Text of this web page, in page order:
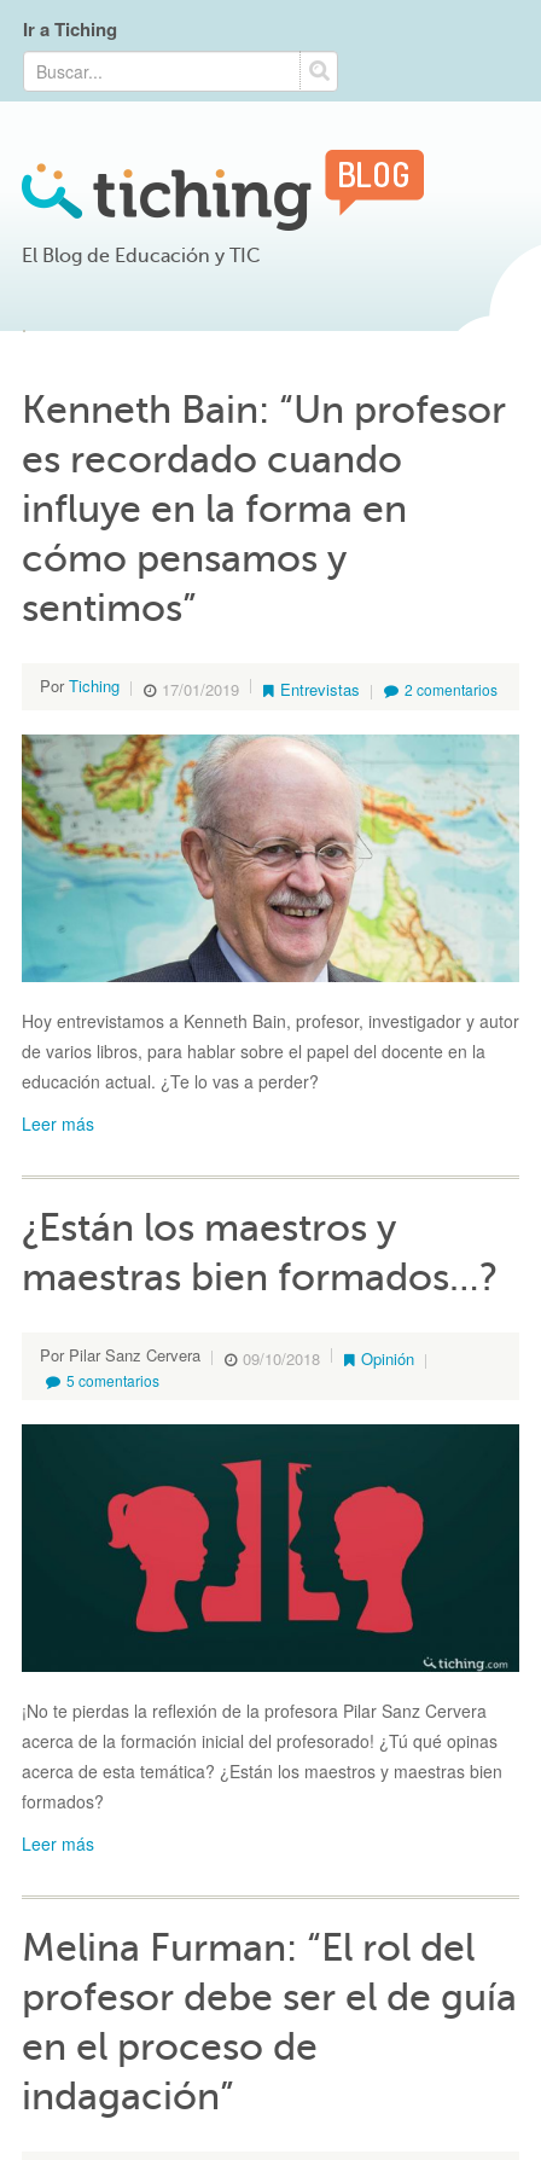
Ir a Tiching
El Blog de Educación y TIC
Kenneth Bain: “Un profesor
es recordado cuando
influye en la forma en
cómo pensamos y
sentimos”
PorTiching 17/01/2019 Entrevistas 2 comentarios
Hoy entrevistamos a Kenneth Bain, profesor, investigador y autor
de varios libros, para hablar sobre el papel del docente en la
educación actual. ¿Te lo vas a perder?
Leer más
¿Están los maestros y
maestras bien formados…?
Por Pilar Sanz Cervera 09/10/2018 Opinión
5 comentarios
¡No te pierdas la reflexión de la profesora Pilar Sanz Cervera
acerca de la formación inicial del profesorado! ¿Tú qué opinas
acerca de esta temática? ¿Están los maestros y maestras bien
formados?
Leer más
Melina Furman: “El rol del
profesor debe ser el de guía
en el proceso de
indagación”